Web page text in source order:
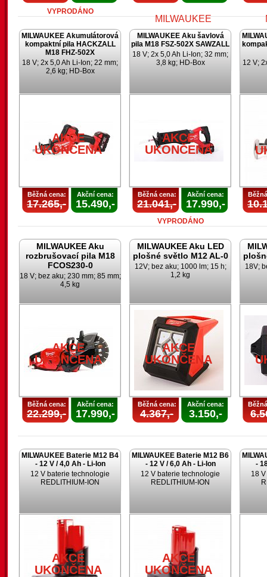
VYPRODÁNO
MILWAUKEE Akumulátorová
kompaktní pila HACKZALL
M18 FHZ-502X
18 V; 2x 5,0 Ah Li-Ion; 22 mm;
2,6 kg; HD-Box
AKCE
UKONČENA
Běžná cena:
17.265,-
Akční cena:
15.490,-
MILWAUKEE Aku šavlová
pila M18 FSZ-502X SAWZALL
18 V; 2x 5,0 Ah Li-Ion; 32 mm;
3,8 kg; HD-Box
AKCE
UKONČENA
Běžná cena:
21.041,-
Akční cena:
17.990,-
VYPRODÁNO
12 V;
MILWAUKEE Aku
rozbrušovací pila M18
FCOS230-0
18 V; bez aku; 230 mm; 85 mm;
4,5 kg
AKCE
UKONČENA
Běžná cena:
22.299,-
Akční cena:
17.990,-
MILWAUKEE Aku LED
plošné světlo M12 AL-0
12V; bez aku; 1000 lm; 15 h;
1,2 kg
AKCE
UKONČENA
Běžná cena:
4.367,-
Akční cena:
3.150,-
18V;
MILWAUKEE Baterie M12 B4
- 12 V / 4,0 Ah - Li-Ion
12 V baterie technologie
REDLITHIUM-ION
AKCE
UKONČENA
MILWAUKEE Baterie M12 B6
- 12 V / 6,0 Ah - Li-Ion
12 V baterie technologie
REDLITHIUM-ION
AKCE
UKONČENA
-
18